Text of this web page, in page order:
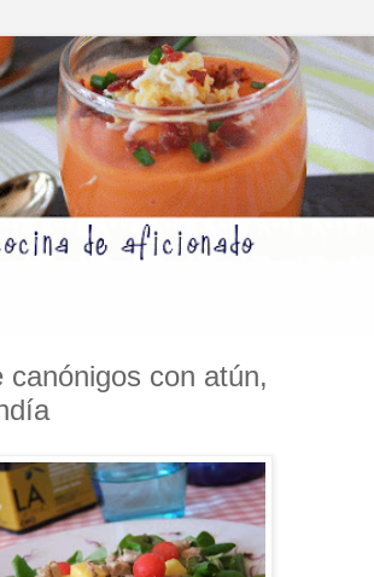
canónigos con atún,